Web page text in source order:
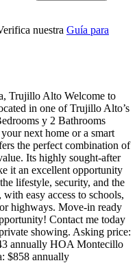
nuestra Guía para
Trujillo Alto Welcome to
in one of Trujillo Alto’s
y 2 Bathrooms
next home or a smart
the perfect combination of
Its highly sought-after
it an excellent opportunity
lifestyle, security, and the
easy access to schools,
highways. Move-in ready
Contact me today
showing. Asking price:
annually HOA Montecillo
$858 annually